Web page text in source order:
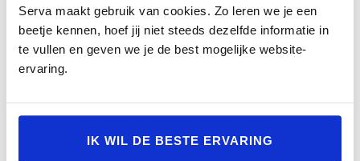
Serva maakt gebruik van cookies. Zo leren we je een
beetje kennen, hoef jij niet steeds dezelfde informatie in
te vullen en geven we je de best mogelijke website-
ervaring.
IK WIL DE BESTE ERVARING
BOWERS & WILKINS | LUCHTVERING | HEAD-UP
DISPLAY | STOELVENTILATI
77.036km
BEKIJKEN